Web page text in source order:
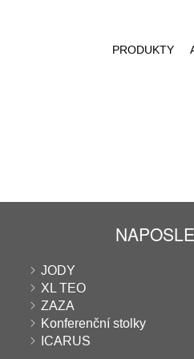
PRODUKTY
JODY
XL TEO
ZAZA
Konferenční stolky
ICARUS